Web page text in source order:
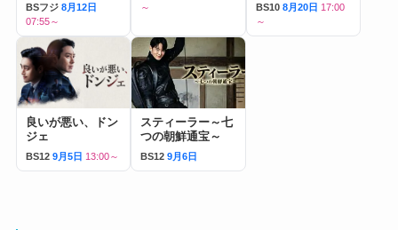
BSフジ 8月12日
07:55～
～
BS10 8月20日 17:00
～
良いが悪い、ドン
ジェ
BS12 9月5日 13:00～
スティーラー～七
つの朝鮮通宝～
BS12 9月6日